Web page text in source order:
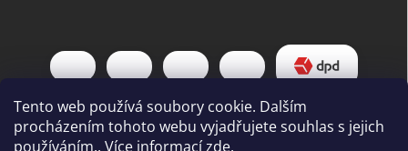
Tento web používá soubory cookie. Dalším
procházením tohoto webu vyjadřujete souhlas s jejich
používáním.. Více informacízde.